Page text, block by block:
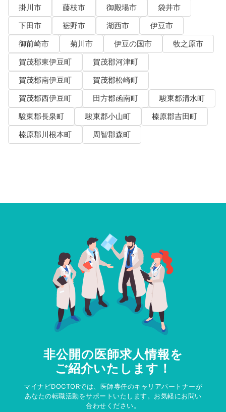
掛川市
藤枝市 御殿場市
袋井市
下田市
裾野市 湖西市
伊豆市
御前崎市
菊川市 伊豆の国市
牧之原市
賀茂郡東伊豆町
賀茂郡河津町
賀茂郡南伊豆町
賀茂郡松崎町
賀茂郡西伊豆町
田方郡函南町
駿東郡清水町
駿東郡長泉町
駿東郡小山町
榛原郡吉田町
榛原郡川根本町
周智郡森町
非公開の医師求人情報を
ご紹介いたします！
マイナビDOCTORでは、医師専任のキャリアパートナーが
あなたの転職活動をサポートいたします。お気軽にお問い
合わせください。